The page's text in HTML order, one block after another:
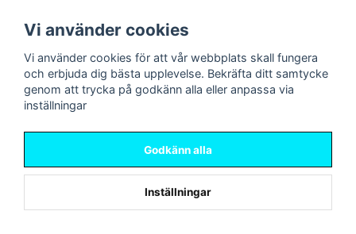
Navigering
Nyheter!
Förbeställning
Mitt konto
Logga in
Registrera dig
Glömt lösenord?
Sociala medier
Vi använder cookies
Vi använder cookies för att vår webbplats skall fungera
och erbjuda dig bästa upplevelse. Bekräfta ditt samtycke
genom att trycka på godkänn alla eller anpassa via
inställningar
Godkänn alla
Inställningar